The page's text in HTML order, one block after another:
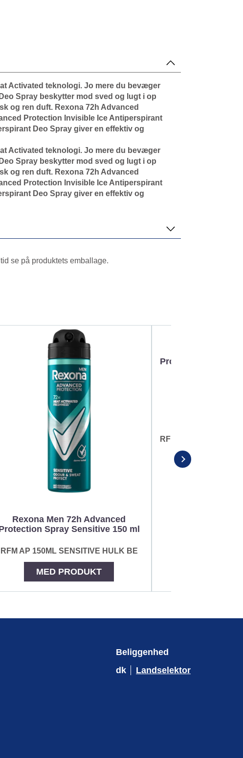
Activated teknologi. Jo mere du bevæger
Spray beskytter mod sved og lugt i op
og ren duft. Rexona 72h Advanced
Protection Invisible Ice Antiperspirant
Deo Spray giver en effektiv og
Activated teknologi. Jo mere du bevæger
Spray beskytter mod sved og lugt i op
og ren duft. Rexona 72h Advanced
Protection Invisible Ice Antiperspirant
Deo Spray giver en effektiv og
se på produktets emballage.
Rexona Men 72h Advanced
Spray Sensitive 150 ml
RFM AP 150ML SENSITIVE HULK BE
MED PRODUKT
Protection Spray
RFM AP 150ML
Beliggenhed
dk
Landselektor